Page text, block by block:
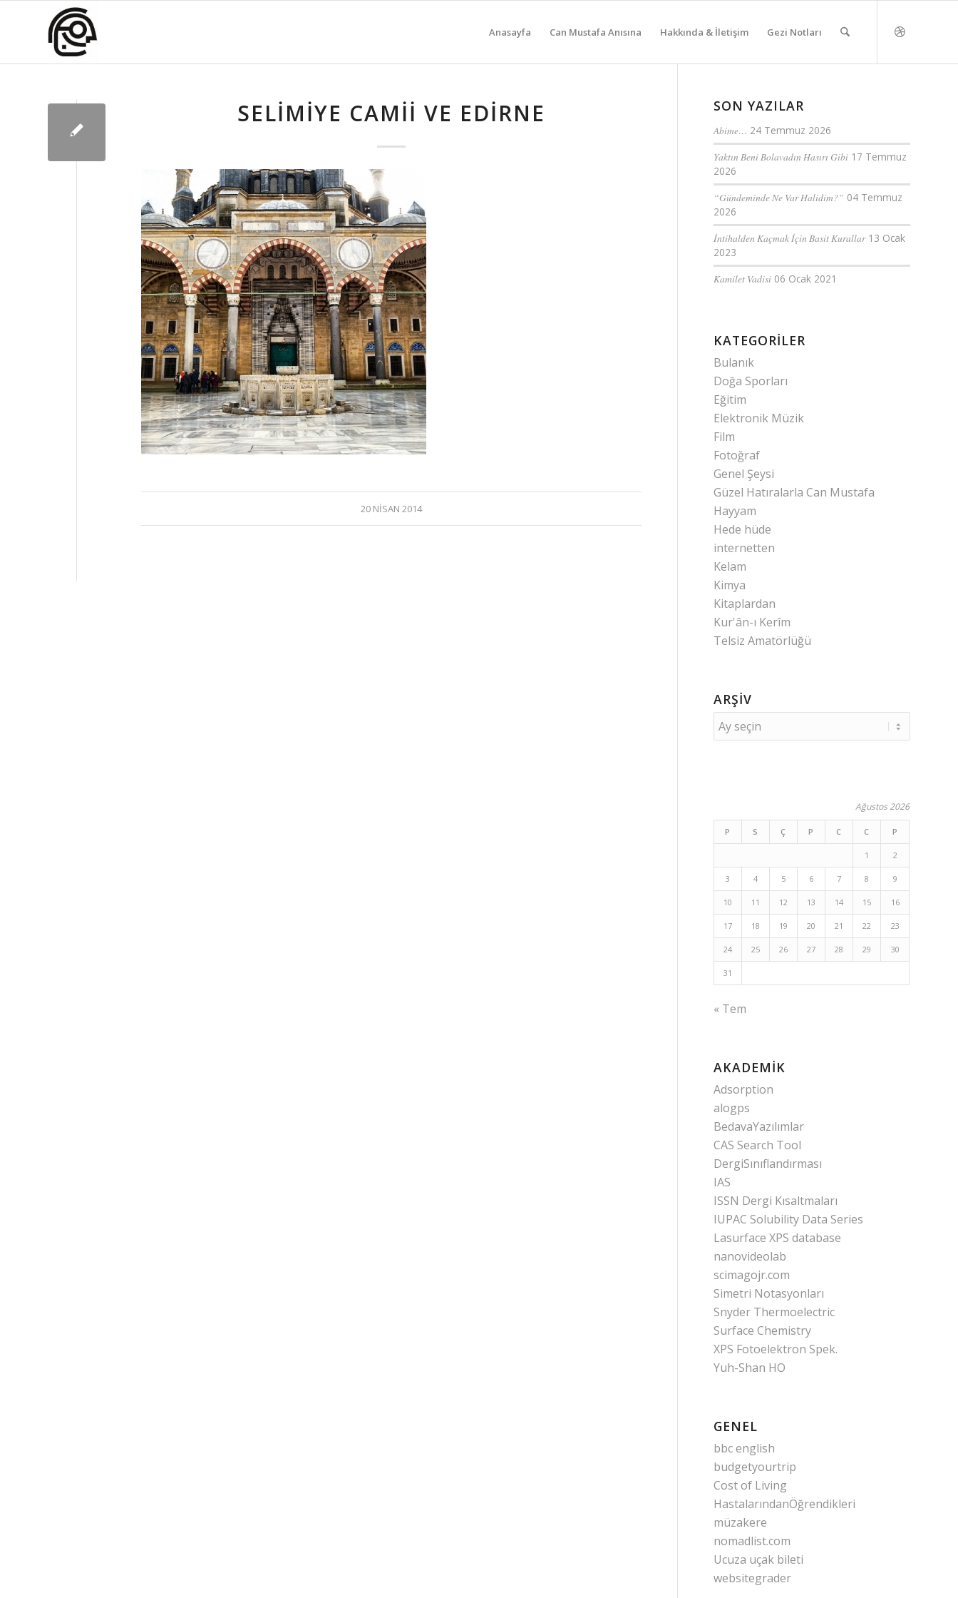
Anasayfa Can Mustafa Anısına Hakkında & İletişim Gezi Notları
SELIMIYE CAMII VE EDIRNE
20 NISAN 2014
SON YAZILAR
Abime… 24 Temmuz 2026
Yaktın Beni Bolavadın Hasırı Gibi 17 Temmuz
2026
“Gündeminde Ne Var Halidim?” 04 Temmuz
2026
İntihalden Kaçmak İçin Basit Kurallar 13 Ocak
2023
Kamilet Vadisi 06 Ocak 2021
KATEGORILER
Bulanık
Doğa Sporları
Eğitim
Elektronik Müzik
Film
Fotoğraf
Genel Şeysi
Güzel Hatıralarla Can Mustafa
Hayyam
Hede hüde
internetten
Kelam
Kimya
Kitaplardan
Kur'ân-ı Kerîm
Telsiz Amatörlüğü
ARŞIV
Ağustos 2026
P S Ç P C C P
1 2
3 4 5 6 7 8 9
10 11 12 13 14 15 16
17 18 19 20 21 22 23
24 25 26 27 28 29 30
31
« Tem
AKADEMIK
Adsorption
alogps
BedavaYazılımlar
CAS Search Tool
DergiSınıflandırması
IAS
ISSN Dergi Kısaltmaları
IUPAC Solubility Data Series
Lasurface XPS database
nanovideolab
scimagojr.com
Simetri Notasyonları
Snyder Thermoelectric
Surface Chemistry
XPS Fotoelektron Spek.
Yuh-Shan HO
GENEL
bbc english
budgetyourtrip
Cost of Living
HastalarındanÖğrendikleri
müzakere
nomadlist.com
Ucuza uçak bileti
websitegrader